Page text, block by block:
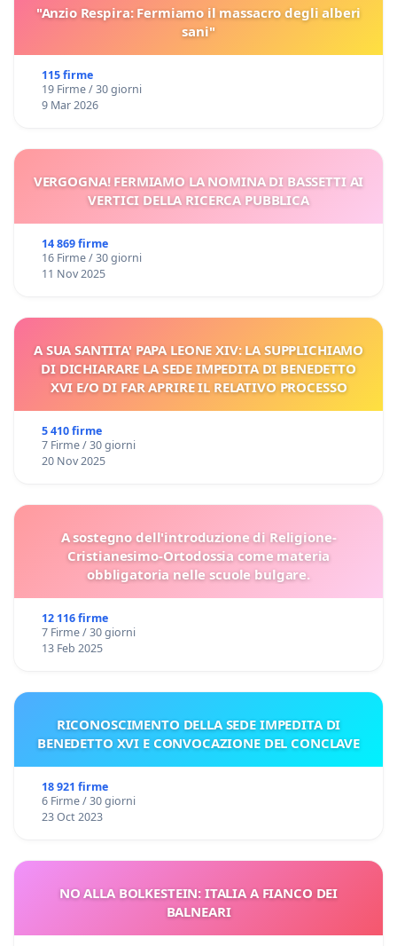
"Anzio Respira: Fermiamo il massacro degli alberi
sani"
115 firme
19 Firme / 30 giorni
9 Mar 2026
VERGOGNA! FERMIAMO LA NOMINA DI BASSETTI AI
VERTICI DELLA RICERCA PUBBLICA
14 869 firme
16 Firme / 30 giorni
11 Nov 2025
A SUA SANTITA' PAPA LEONE XIV: LA SUPPLICHIAMO
DI DICHIARARE LA SEDE IMPEDITA DI BENEDETTO
XVI E/O DI FAR APRIRE IL RELATIVO PROCESSO
5 410 firme
7 Firme / 30 giorni
20 Nov 2025
A sostegno dell'introduzione di Religione-
Cristianesimo-Ortodossia come materia
obbligatoria nelle scuole bulgare.
12 116 firme
7 Firme / 30 giorni
13 Feb 2025
RICONOSCIMENTO DELLA SEDE IMPEDITA DI
BENEDETTO XVI E CONVOCAZIONE DEL CONCLAVE
18 921 firme
6 Firme / 30 giorni
23 Oct 2023
NO ALLA BOLKESTEIN: ITALIA A FIANCO DEI
BALNEARI